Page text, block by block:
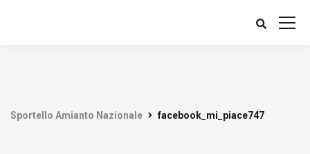
Sportello Amianto Nazionale facebook_mi_piace747